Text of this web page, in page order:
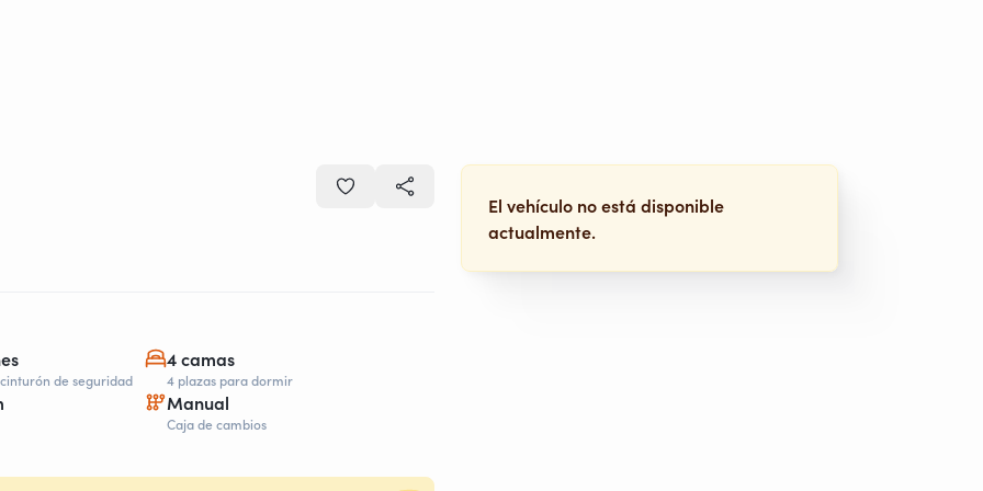
de seguridad
4 camas
4 plazas para dormir
Manual
Caja de cambios
El vehículo no está disponible
actualmente.